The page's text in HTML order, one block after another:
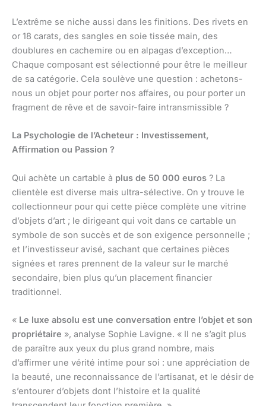
L’extrême se niche aussi dans les finitions. Des rivets en
or 18 carats, des sangles en soie tissée main, des
doublures en cachemire ou en alpagas d’exception…
Chaque composant est sélectionné pour être le meilleur
de sa catégorie. Cela soulève une question : achetons-
nous un objet pour porter nos affaires, ou pour porter un
fragment de rêve et de savoir-faire intransmissible ?
La Psychologie de l’Acheteur : Investissement,
Affirmation ou Passion ?
Qui achète un cartable à plus de 50 000 euros ? La
clientèle est diverse mais ultra-sélective. On y trouve le
collectionneur pour qui cette pièce complète une vitrine
d’objets d’art ; le dirigeant qui voit dans ce cartable un
symbole de son succès et de son exigence personnelle ;
et l’investisseur avisé, sachant que certaines pièces
signées et rares prennent de la valeur sur le marché
secondaire, bien plus qu’un placement financier
traditionnel.
« Le luxe absolu est une conversation entre l’objet et son
propriétaire », analyse Sophie Lavigne. « Il ne s’agit plus
de paraître aux yeux du plus grand nombre, mais
d’affirmer une vérité intime pour soi : une appréciation de
la beauté, une reconnaissance de l’artisanat, et le désir de
s’entourer d’objets dont l’histoire et la qualité